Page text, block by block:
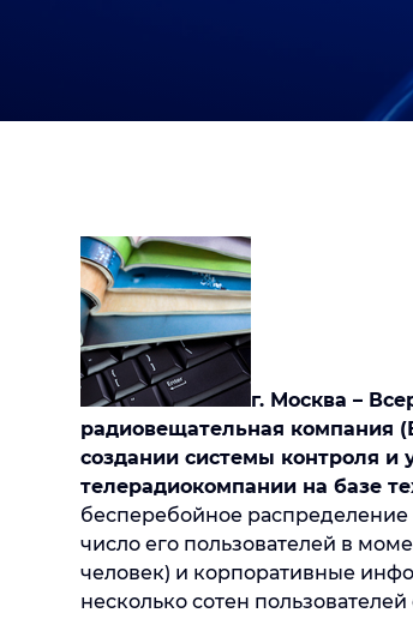
г. Москва –
радиовещательная компания
создании системы контроля и
телерадиокомпании на базе
бесперебойное
число его пользователей в
человек) и корпоративные
несколько сотен